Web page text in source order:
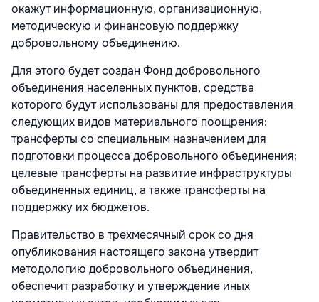
окажут информационную, организационную,
методическую и финансовую поддержку
добровольному объединению.
Для этого будет создан Фонд добровольного
объединения населенных пунктов, средства
которого будут использованы для предоставления
следующих видов материального поощрения:
трансферты со специальным назначением для
подготовки процесса добровольного объединения;
целевые трансферты на развитие инфраструктуры
объединенных единиц, а также трансферты на
поддержку их бюджетов.
Правительство в трехмесячный срок со дня
опубликования настоящего закона утвердит
методологию добровольного объединения,
обеспечит разработку и утверждение иных